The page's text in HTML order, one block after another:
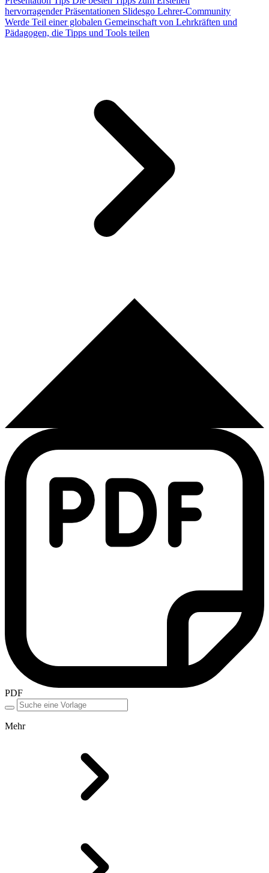
hervorragender Präsentationen Slidesgo Lehrer-Community
Werde Teil einer globalen Gemeinschaft von Lehrkräften und
Pädagogen, die Tipps und Tools teilen
PDF
Mehr